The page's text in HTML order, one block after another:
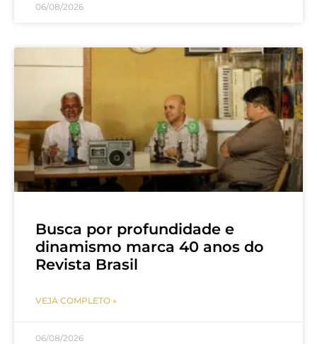
06/08/2026
Busca por profundidade e
dinamismo marca 40 anos do
Revista Brasil
VEJA COMPLETO »
06/08/2026